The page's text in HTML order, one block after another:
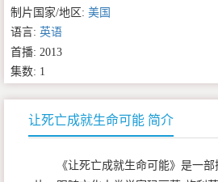
制片国家/地区: 美国
语言: 英语
首播: 2013
集数: 1
让死亡成就生命可能 简介
《让死亡成就生命可能》是一